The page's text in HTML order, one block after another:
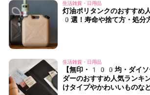
生活雑貨・日用品
灯油ポリタンクのおすすめ
0選！寿命や捨て方・処分
生活雑貨・日用品
【無印・100均・ダイソ
ダーのおすすめ人気ラン
けタイプやかわいいものな